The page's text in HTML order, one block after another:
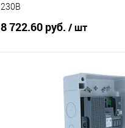
230В
8 722.60 руб. / шт
В
Купить в 1 клик